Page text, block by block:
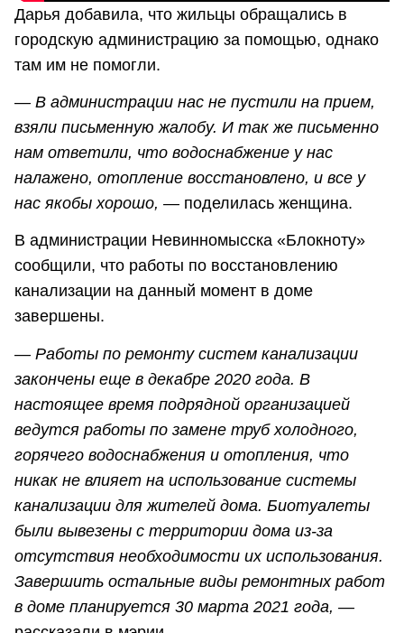
Дарья добавила, что жильцы обращались в
городскую администрацию за помощью, однако
там им не помогли.
— В администрации нас не пустили на прием,
взяли письменную жалобу. И так же письменно
нам ответили, что водоснабжение у нас
налажено, отопление восстановлено, и все у
нас якобы хорошо, — поделилась женщина.
В администрации Невинномысска «Блокноту»
сообщили, что работы по восстановлению
канализации на данный момент в доме
завершены.
— Работы по ремонту систем канализации
закончены еще в декабре 2020 года. В
настоящее время подрядной организацией
ведутся работы по замене труб холодного,
горячего водоснабжения и отопления, что
никак не влияет на использование системы
канализации для жителей дома. Биотуалеты
были вывезены с территории дома из-за
отсутствия необходимости их использования.
Завершить остальные виды ремонтных работ
в доме планируется 30 марта 2021 года, —